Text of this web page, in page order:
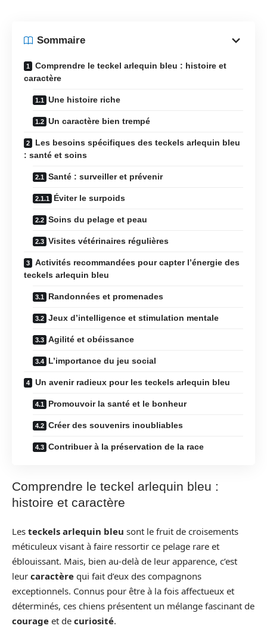
Sommaire
Comprendre le teckel arlequin bleu : histoire et
caractère
Une histoire riche
Un caractère bien trempé
Les besoins spécifiques des teckels arlequin bleu
: santé et soins
Santé : surveiller et prévenir
Éviter le surpoids
Soins du pelage et peau
Visites vétérinaires régulières
Activités recommandées pour capter l’énergie des
teckels arlequin bleu
Randonnées et promenades
Jeux d’intelligence et stimulation mentale
Agilité et obéissance
L’importance du jeu social
Un avenir radieux pour les teckels arlequin bleu
Promouvoir la santé et le bonheur
Créer des souvenirs inoubliables
Contribuer à la préservation de la race
Comprendre le teckel arlequin bleu :
histoire et caractère
Les teckels arlequin bleu sont le fruit de croisements
méticuleux visant à faire ressortir ce pelage rare et
éblouissant. Mais, bien au-delà de leur apparence, c’est
leur caractère qui fait d’eux des compagnons
exceptionnels. Connus pour être à la fois affectueux et
déterminés, ces chiens présentent un mélange fascinant de
courage et de curiosité.